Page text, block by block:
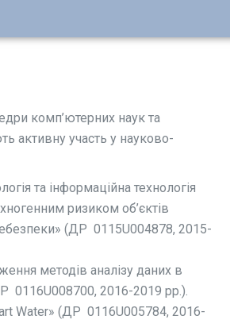
комп’ютерних наук та
активну участь у науково-
та інформаційна технологія
ризиком об’єктів
(ДР 0115U004878, 2015-
методів аналізу даних в
0116U008700, 2016-2019 рр.).
Water» (ДР 0116U005784, 2016-